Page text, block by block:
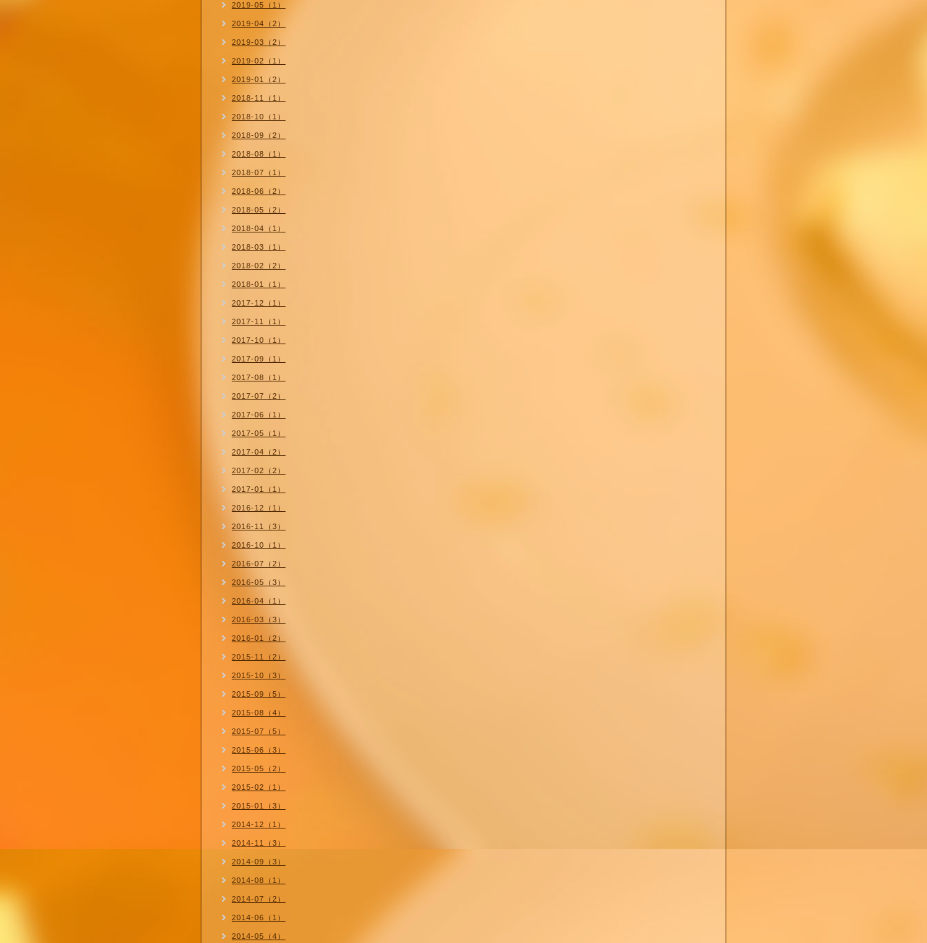
2019-05（1）
2019-04（2）
2019-03（2）
2019-02（1）
2019-01（2）
2018-11（1）
2018-10（1）
2018-09（2）
2018-08（1）
2018-07（1）
2018-06（2）
2018-05（2）
2018-04（1）
2018-03（1）
2018-02（2）
2018-01（1）
2017-12（1）
2017-11（1）
2017-10（1）
2017-09（1）
2017-08（1）
2017-07（2）
2017-06（1）
2017-05（1）
2017-04（2）
2017-02（2）
2017-01（1）
2016-12（1）
2016-11（3）
2016-10（1）
2016-07（2）
2016-05（3）
2016-04（1）
2016-03（3）
2016-01（2）
2015-11（2）
2015-10（3）
2015-09（5）
2015-08（4）
2015-07（5）
2015-06（3）
2015-05（2）
2015-02（1）
2015-01（3）
2014-12（1）
2014-11（3）
2014-09（3）
2014-08（1）
2014-07（2）
2014-06（1）
2014-05（4）